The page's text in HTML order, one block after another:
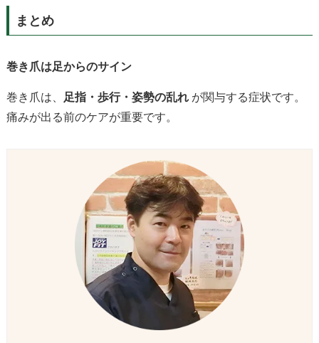
まとめ
巻き爪は足からのサイン
巻き爪は、 足指・歩行・姿勢の乱れが関与する症状です。
痛みが出る前のケアが重要です。